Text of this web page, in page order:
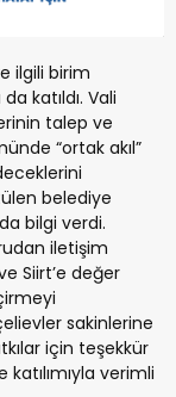
ilgili birim
katıldı. Vali
talep ve
“ortak akıl”
belediye
bilgi verdi.
iletişim
Siirt’e değer
sakinlerine
için teşekkür
verimli